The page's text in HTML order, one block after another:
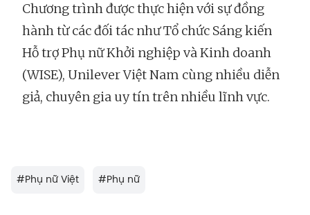
Chương trình được thực hiện với sự đồng
hành từ các đối tác như Tổ chức Sáng kiến
Hỗ trợ Phụ nữ Khởi nghiệp và Kinh doanh
(WISE), Unilever Việt Nam cùng nhiều diễn
giả, chuyên gia uy tín trên nhiều lĩnh vực.
#Phụ nữ Việt #Phụ nữ